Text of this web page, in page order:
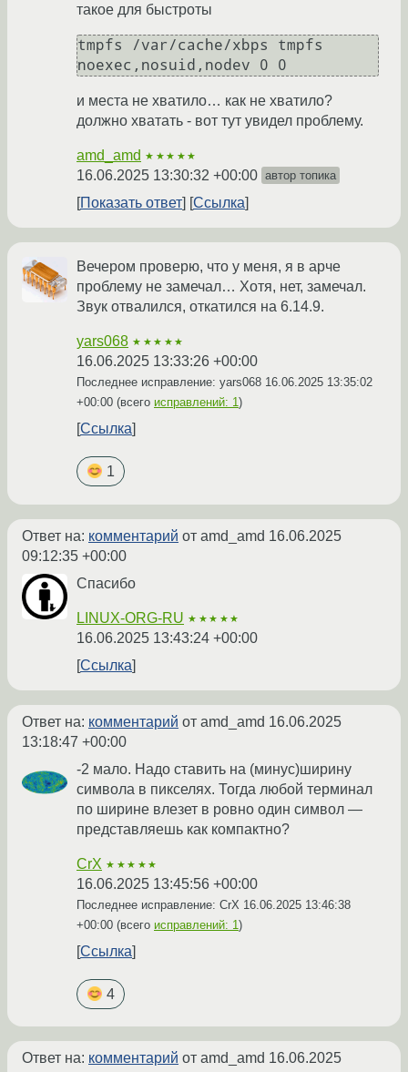
такое для быстроты
tmpfs /var/cache/xbps tmpfs
и места не хватило… как не хватило?
должно хватать - вот тут увидел проблему.
amd_amd ★★★★★
16.06.2025 13:30:32 +00:00 автор топика
Показать ответ Ссылка
Вечером проверю, что у меня, я в арче
проблему не замечал… Хотя, нет, замечал.
Звук отвалился, откатился на 6.14.9.
yars068 ★★★★★
16.06.2025 13:33:26 +00:00
Последнее исправление: yars068 16.06.2025 13:35:02
+00:00 (всего исправлений: 1 )
Ссылка
1
Ответ на: комментарий от amd_amd 16.06.2025
09:12:35 +00:00
Спасибо
LINUX-ORG-RU ★★★★★
16.06.2025 13:43:24 +00:00
Ссылка
Ответ на: комментарий от amd_amd 16.06.2025
13:18:47 +00:00
-2 мало. Надо ставить на (минус)ширину
символа в пикселях. Тогда любой терминал
по ширине влезет в ровно один символ —
представляешь как компактно?
CrX ★★★★★
16.06.2025 13:45:56 +00:00
Последнее исправление: CrX 16.06.2025 13:46:38
+00:00 (всего исправлений: 1)
Ссылка
4
Ответ на: комментарий от amd_amd 16.06.2025